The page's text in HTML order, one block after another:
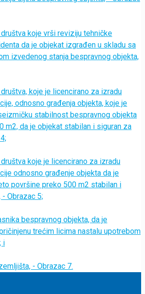
društva koje vrši reviziju tehničke
da je objekat izgrađen u skladu sa
izvedenog stanja bespravnog objekta,
koje je licencirano za izradu
odnosno građenja objekta, koje je
stabilnost bespravnog objekta
m2, da je objekat stabilan i siguran za
koje je licencirano za izradu
odnosno građenje objekta da je
površine preko 500 m2 stabilan i
Obrazac 5;
bespravnog objekta, da je
trećim licima nastalu upotrebom
i
- Obrazac 7.